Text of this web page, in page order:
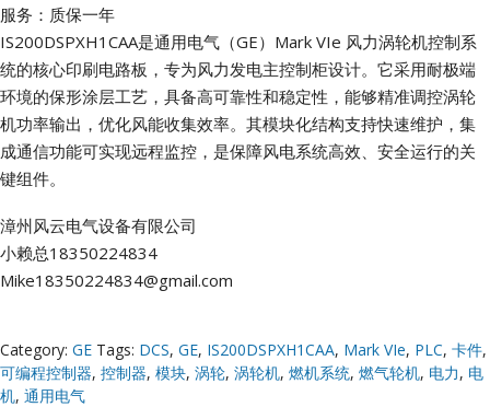
服务：质保一年
IS200DSPXH1CAA是通用电气（GE）Mark VIe 风力涡轮机控制系
统的核心印刷电路板，专为风力发电主控制柜设计。它采用耐极端
环境的保形涂层工艺，具备高可靠性和稳定性，能够精准调控涡轮
机功率输出，优化风能收集效率。其模块化结构支持快速维护，集
成通信功能可实现远程监控，是保障风电系统高效、安全运行的关
键组件。
漳州风云电气设备有限公司
小赖总18350224834
Mike18350224834@gmail.com
Category: GE Tags: DCS, GE, IS200DSPXH1CAA, Mark VIe, PLC, 卡件,
可编程控制器, 控制器, 模块, 涡轮, 涡轮机, 燃机系统, 燃气轮机, 电力, 电
机, 通用电气